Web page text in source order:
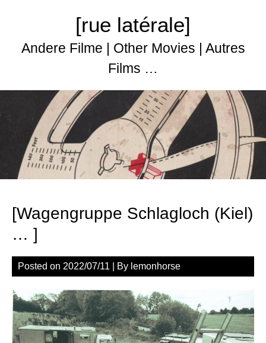
[rue latérale]
Andere Filme | Other Movies | Autres
Films …
[Wagengruppe Schlagloch (Kiel)
… ]
Posted on 2022/07/11 | By lemonhorse